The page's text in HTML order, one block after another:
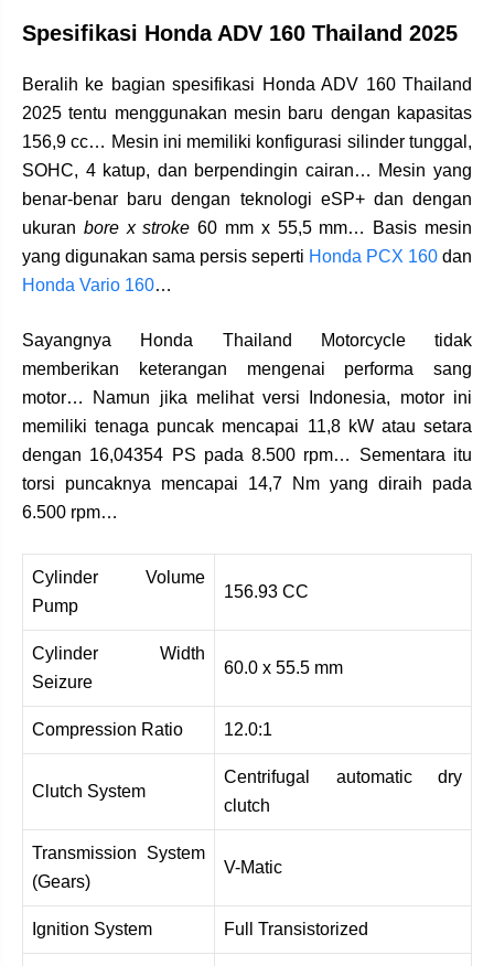
Spesifikasi Honda ADV 160 Thailand 2025
Beralih ke bagian spesifikasi Honda ADV 160 Thailand
2025 tentu menggunakan mesin baru dengan kapasitas
156,9 cc… Mesin ini memiliki konfigurasi silinder tunggal,
SOHC, 4 katup, dan berpendingin cairan… Mesin yang
benar-benar baru dengan teknologi eSP+ dan dengan
ukuran bore x stroke 60 mm x 55,5 mm… Basis mesin
yang digunakan sama persis seperti Honda PCX 160 dan
Honda Vario 160…
Sayangnya Honda Thailand Motorcycle tidak
memberikan keterangan mengenai performa sang
motor… Namun jika melihat versi Indonesia, motor ini
memiliki tenaga puncak mencapai 11,8 kW atau setara
dengan 16,04354 PS pada 8.500 rpm… Sementara itu
torsi puncaknya mencapai 14,7 Nm yang diraih pada
6.500 rpm…
Cylinder Volume
Pump
156.93 CC
Cylinder Width
Seizure
60.0 x 55.5 mm
Compression Ratio 12.0:1
Clutch System
Centrifugal automatic dry
clutch
Transmission System
(Gears)
V-Matic
Ignition System Full Transistorized